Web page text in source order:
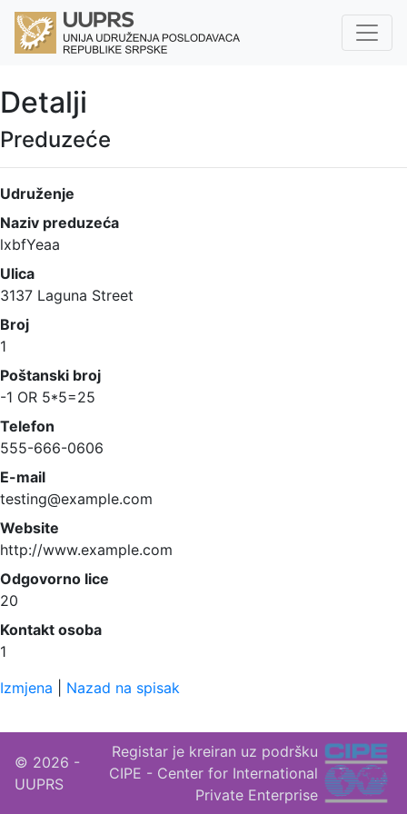
Detalji
Preduzeće
Udruženje
Naziv preduzeća
lxbfYeaa
Ulica
3137 Laguna Street
Broj
1
Poštanski broj
-1 OR 5*5=25
Telefon
555-666-0606
E-mail
testing@example.com
Website
http://www.example.com
Odgovorno lice
20
Kontakt osoba
1
Izmjena
Nazad na spisak
© 2026 -
UUPRS
Registar je kreiran uz podršku
CIPE - Center for International
Private Enterprise